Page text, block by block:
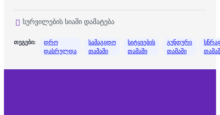
სურვილების სიაში დამატება
თეგები:
დრო
დასრულდა
სამაგიდო
თამაში
სიტყვების
თამაში
გუნდური
თამაში